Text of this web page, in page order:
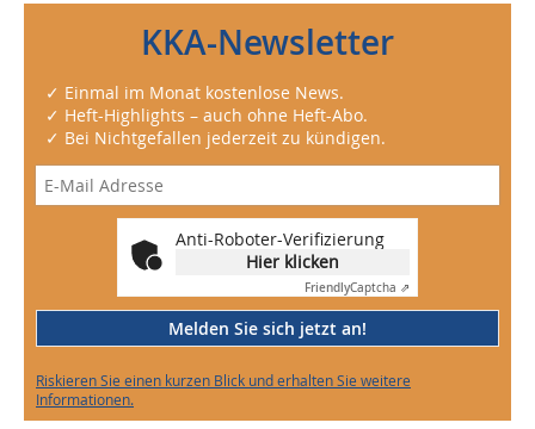
KKA-Newsletter
✓ Einmal im Monat kostenlose News.
✓ Heft-Highlights – auch ohne Heft-Abo.
✓ Bei Nichtgefallen jederzeit zu kündigen.
Anti-Roboter-Verifizierung
Hier klicken
FriendlyCaptcha ⇗
Melden Sie sich jetzt an!
Riskieren Sie einen kurzen Blick und erhalten Sie weitere
Informationen.